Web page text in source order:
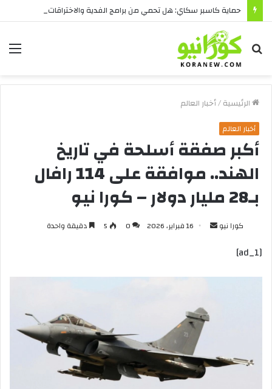
بحث
عن
الرئيسية/أخبار العالم
أخبار العالم
أكبر صفقة أسلحة في تاريخ
الهند.. موافقة على 114 رافال
بـ28 مليار دولار – كورا نيو
كورا نيو
أرسل 16 فبراير، 2026 0
5 دقيقة واحدة
[ad_1]